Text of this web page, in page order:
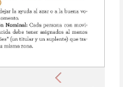
Anterior